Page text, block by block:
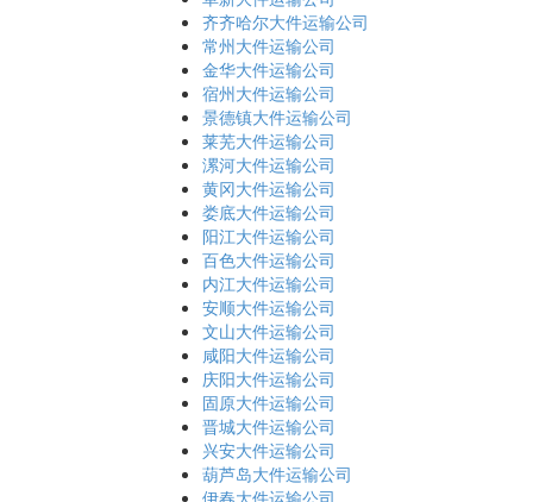
齐齐哈尔大件运输公司
常州大件运输公司
金华大件运输公司
宿州大件运输公司
景德镇大件运输公司
莱芜大件运输公司
漯河大件运输公司
黄冈大件运输公司
娄底大件运输公司
阳江大件运输公司
百色大件运输公司
内江大件运输公司
安顺大件运输公司
文山大件运输公司
咸阳大件运输公司
庆阳大件运输公司
固原大件运输公司
晋城大件运输公司
兴安大件运输公司
葫芦岛大件运输公司
伊春大件运输公司